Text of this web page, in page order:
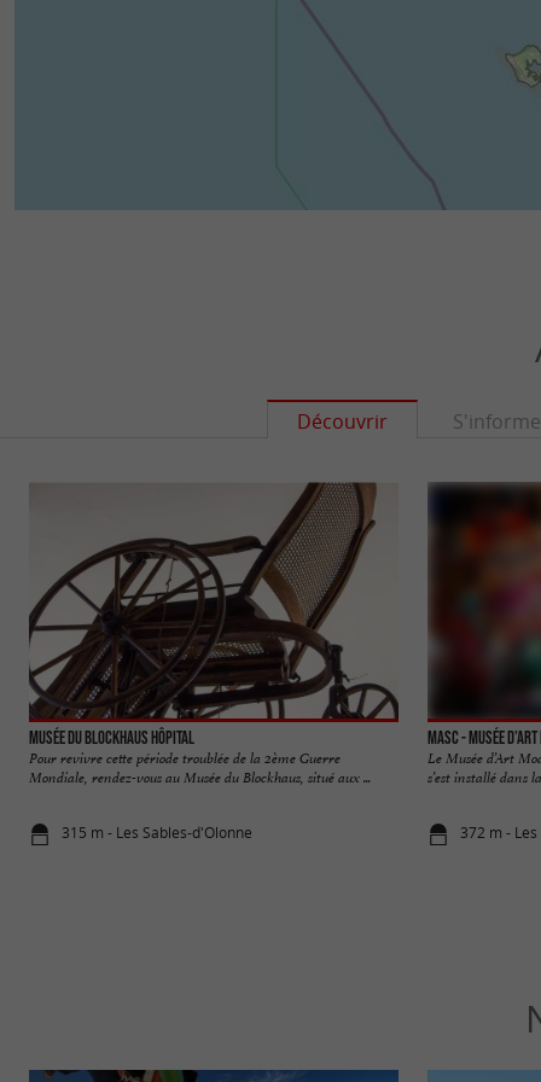
Découvrir
Musée du Blockhaus Hôpital
Pour revivre cette période troublée de la 2ème Guerre
Mondiale, rendez-vous au Musée du Blockhaus, situé aux ...
315 m - Les Sables-d'Olonne
MASC - Musée
Le Musée d’Art
s’est installé dans
372 m -